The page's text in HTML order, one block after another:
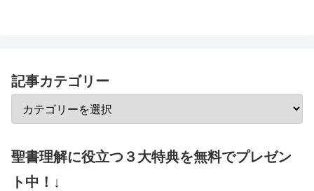
記事カテゴリー
聖書理解に役立つ３大特典を無料でプレゼン
ト中！↓